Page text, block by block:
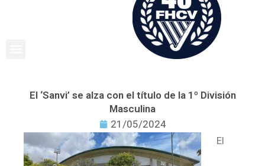
El ‘Sanvi’ se alza con el título de la 1º División
Masculina
21/05/2024
El